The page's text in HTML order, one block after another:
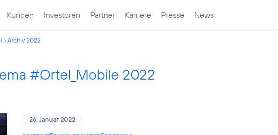
Kunden Investoren Partner Karriere Presse News
Archiv 2022
#Ortel_Mobile 2022
26. Januar 2022